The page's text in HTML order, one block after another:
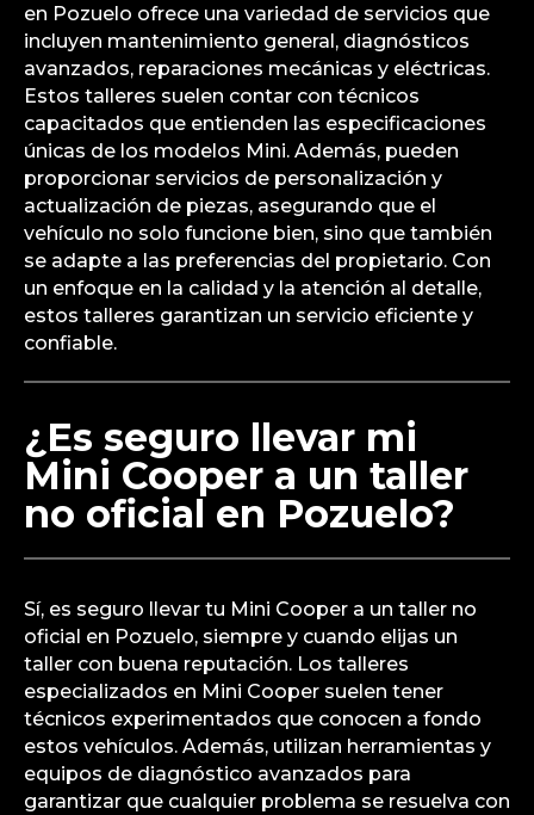
en Pozuelo ofrece una variedad de servicios que
incluyen mantenimiento general, diagnósticos
avanzados, reparaciones mecánicas y eléctricas.
Estos talleres suelen contar con técnicos
capacitados que entienden las especificaciones
únicas de los modelos Mini. Además, pueden
proporcionar servicios de personalización y
actualización de piezas, asegurando que el
vehículo no solo funcione bien, sino que también
se adapte a las preferencias del propietario. Con
un enfoque en la calidad y la atención al detalle,
estos talleres garantizan un servicio eficiente y
confiable.
¿Es seguro llevar mi
Mini Cooper a un taller
no oficial en Pozuelo?
Sí, es seguro llevar tu Mini Cooper a un taller no
oficial en Pozuelo, siempre y cuando elijas un
taller con buena reputación. Los talleres
especializados en Mini Cooper suelen tener
técnicos experimentados que conocen a fondo
estos vehículos. Además, utilizan herramientas y
equipos de diagnóstico avanzados para
garantizar que cualquier problema se resuelva con